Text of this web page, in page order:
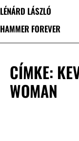
LÉNÁRD LÁSZLÓ
HAMMER FOREVER
CÍMKE:
WOMAN